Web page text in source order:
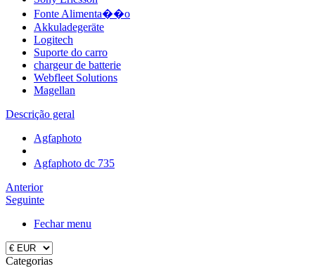
Fonte Alimenta��o
Akkuladegeräte
Logitech
Suporte do carro
chargeur de batterie
Webfleet Solutions
Magellan
Descrição geral
Agfaphoto
Agfaphoto dc 735
Anterior
Seguinte
Fechar menu
Categorias